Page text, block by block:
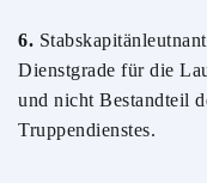
6.
Dienstgrade für die
und nicht Bestandteil
Truppendienstes.